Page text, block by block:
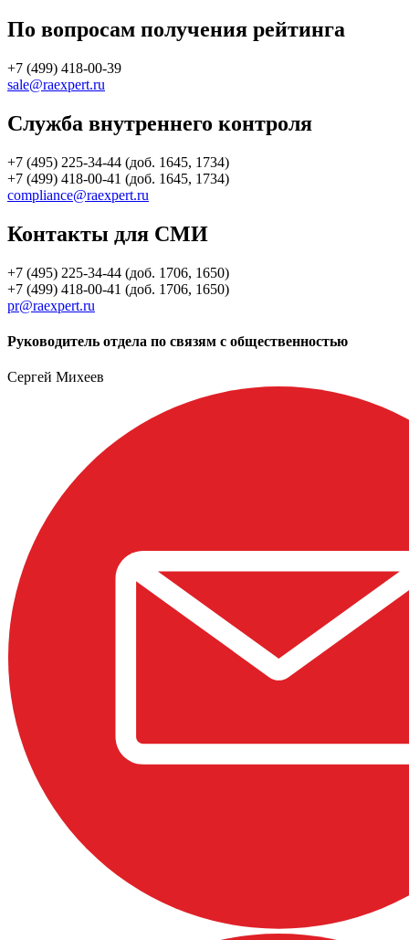
По вопросам получения рейтинга
+7 (499) 418-00-39
sale@raexpert.ru
Служба внутреннего контроля
+7 (495) 225-34-44 (доб. 1645, 1734)
+7 (499) 418-00-41 (доб. 1645, 1734)
compliance@raexpert.ru
Контакты для СМИ
+7 (495) 225-34-44 (доб. 1706, 1650)
+7 (499) 418-00-41 (доб. 1706, 1650)
pr@raexpert.ru
Руководитель отдела по связям с общественностью
Сергей Михеев